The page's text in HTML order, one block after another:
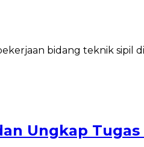
bidang teknik
Ungkap Tugas